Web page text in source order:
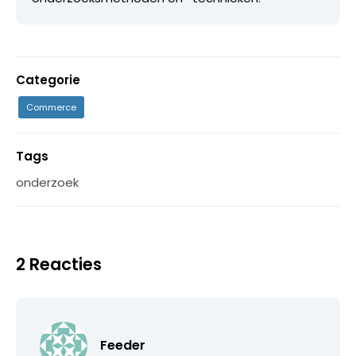
Categorie
Commerce
Tags
onderzoek
2 Reacties
Feeder